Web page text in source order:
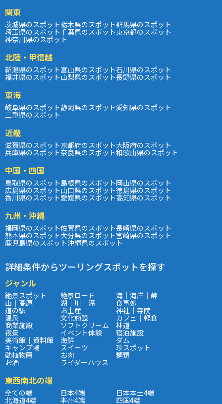
関東
茨城県のスポット栃木県のスポット群馬県のスポット
埼玉県のスポット千葉県のスポット東京都のスポット
神奈川県のスポット
北陸・甲信越
新潟県のスポット富山県のスポット石川県のスポット
福井県のスポット山梨県のスポット長野県のスポット
東海
岐阜県のスポット静岡県のスポット愛知県のスポット
三重県のスポット
近畿
滋賀県のスポット京都府のスポット大阪府のスポット
兵庫県のスポット奈良県のスポット和歌山県のスポット
中国・四国
鳥取県のスポット島根県のスポット岡山県のスポット
広島県のスポット山口県のスポット徳島県のスポット
香川県のスポット愛媛県のスポット高知県のスポット
九州・沖縄
福岡県のスポット佐賀県のスポット長崎県のスポット
熊本県のスポット大分県のスポット宮崎県のスポット
鹿児島県のスポット沖縄県のスポット
詳細条件からツーリングスポットを探す
ジャンル
絶景スポット 絶景ロード 海｜海岸｜岬
山｜高原 湖｜川｜滝 食事処
道の駅 お土産 神社｜寺院
温泉 文化施設 カフェ｜軽食
商業施設 ソフトクリーム 林道
夜景 イベント体験 宿泊施設
美術館｜資料館 海鮮 ダム
キャンプ場 スイーツ 珍スポット
動植物園 お肉 麺類
お酒 ライダーハウス
東西南北の端
全ての端 日本4端 日本本土4端
北海道4端 本州4端 四国4端